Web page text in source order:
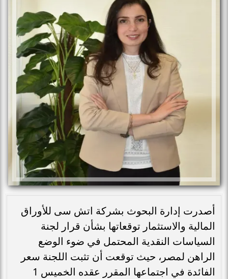
أصدرت إدارة البحوث بشركة اتش سى للأوراق
المالية والاستثمار توقعاتها بشأن قرار لجنة
السياسات النقدية المحتمل في ضوء الوضع
الراهن لمصر، حيث توقعت أن تثبت اللجنة سعر
الفائدة في اجتماعها المقرر عقده الخميس 1